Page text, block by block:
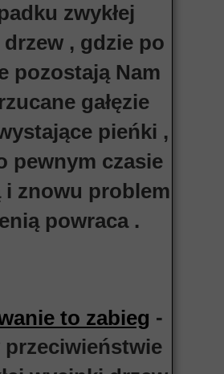
zwykłej
, gdzie po
pozostają Nam
gałęzie
pieńki ,
pewnym czasie
i znowu problem
powraca .
to zabieg -
przeciwieństwie